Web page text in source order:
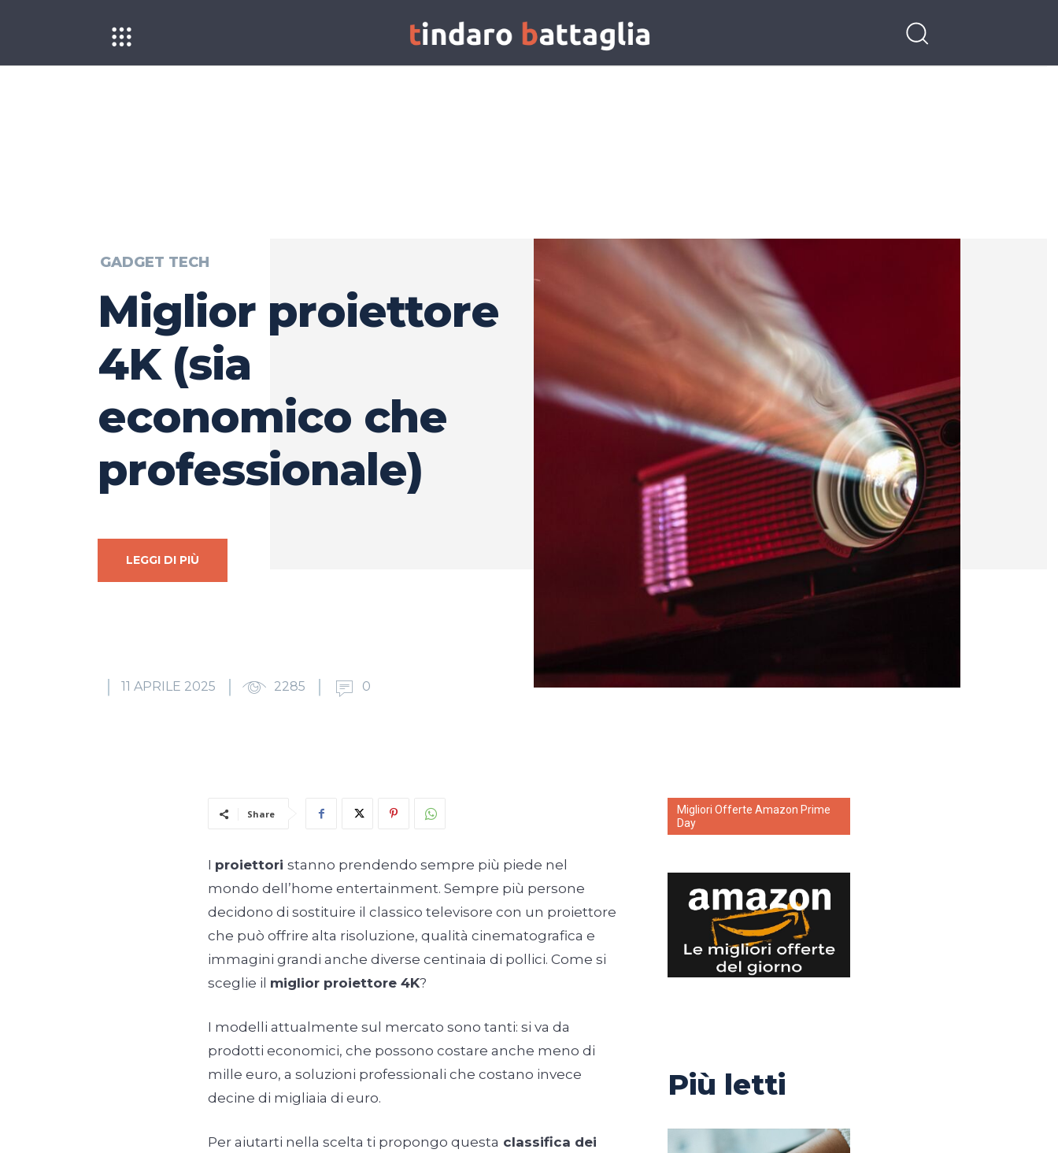
GADGET TECH
Miglior proiettore
4K (sia
economico che
professionale)
LEGGI DI PIÙ
11 APRILE 2025 2285 0
Share
I proiettori stanno prendendo sempre più piede nel
mondo dell’home entertainment. Sempre più persone
decidono di sostituire il classico televisore con un proiettore
che può offrire alta risoluzione, qualità cinematografica e
immagini grandi anche diverse centinaia di pollici. Come si
sceglie il miglior proiettore 4K?
I modelli attualmente sul mercato sono tanti: si va da
prodotti economici, che possono costare anche meno di
mille euro, a soluzioni professionali che costano invece
decine di migliaia di euro.
Per aiutarti nella scelta ti propongo questa classifica dei
Migliori Offerte Amazon Prime
Day
Più letti